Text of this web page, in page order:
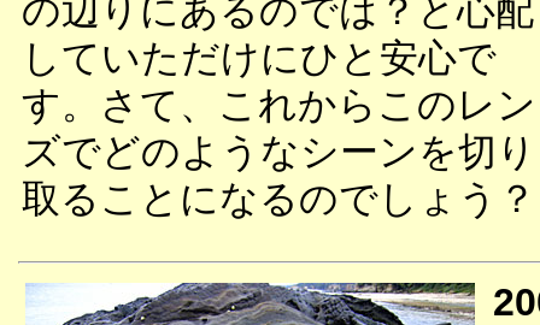
の辺りにあるのでは？と心配
していただけにひと安心で
す。さて、これからこのレン
ズでどのようなシーンを切り
取ることになるのでしょう？